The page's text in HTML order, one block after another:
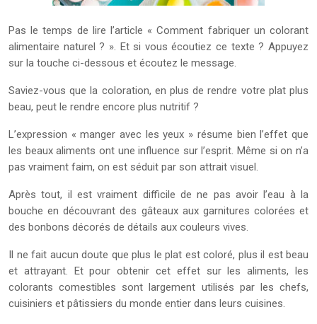
Pas le temps de lire l’article « Comment fabriquer un colorant
alimentaire naturel ? ». Et si vous écoutiez ce texte ? Appuyez
sur la touche ci-dessous et écoutez le message.
Saviez-vous que la coloration, en plus de rendre votre plat plus
beau, peut le rendre encore plus nutritif ?
L’expression « manger avec les yeux » résume bien l’effet que
les beaux aliments ont une influence sur l’esprit. Même si on n’a
pas vraiment faim, on est séduit par son attrait visuel.
Après tout, il est vraiment difficile de ne pas avoir l’eau à la
bouche en découvrant des gâteaux aux garnitures colorées et
des bonbons décorés de détails aux couleurs vives.
Il ne fait aucun doute que plus le plat est coloré, plus il est beau
et attrayant. Et pour obtenir cet effet sur les aliments, les
colorants comestibles sont largement utilisés par les chefs,
cuisiniers et pâtissiers du monde entier dans leurs cuisines.